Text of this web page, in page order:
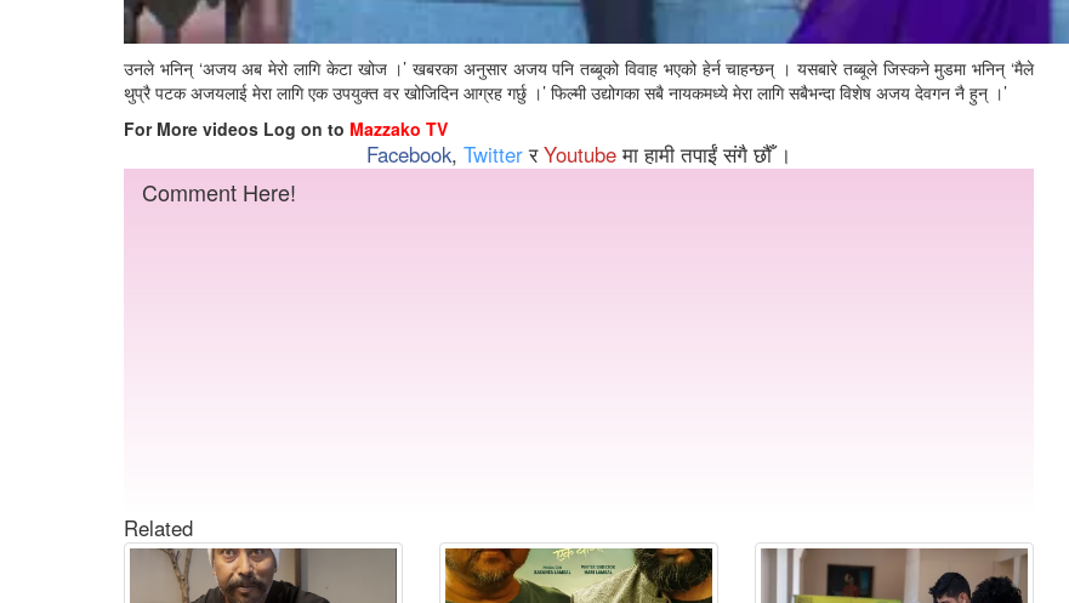
उनले भनिन् ‘अजय अब मेरो लागि केटा खोज ।’ खबरका अनुसार अजय पनि तब्बूको विवाह भएको हेर्न चाहन्छन् । यसबारे तब्बूले जिस्कने मुडमा भनिन् ‘मैले
थुप्रै पटक अजयलाई मेरा लागि एक उपयुक्त वर खोजिदिन आग्रह गर्छु ।’ फिल्मी उद्योगका सबै नायकमध्ये मेरा लागि सबैभन्दा विशेष अजय देवगन नै हुन् ।’
For More videos Log on to Mazzako TV
Facebook, TwitterरYoutubeमा हामी तपाईं संगै छौँ ।
Comment Here!
Related